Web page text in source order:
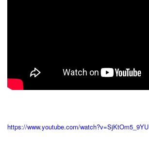
https://www.youtube.com/watch?v=SjKtOm5_9YU